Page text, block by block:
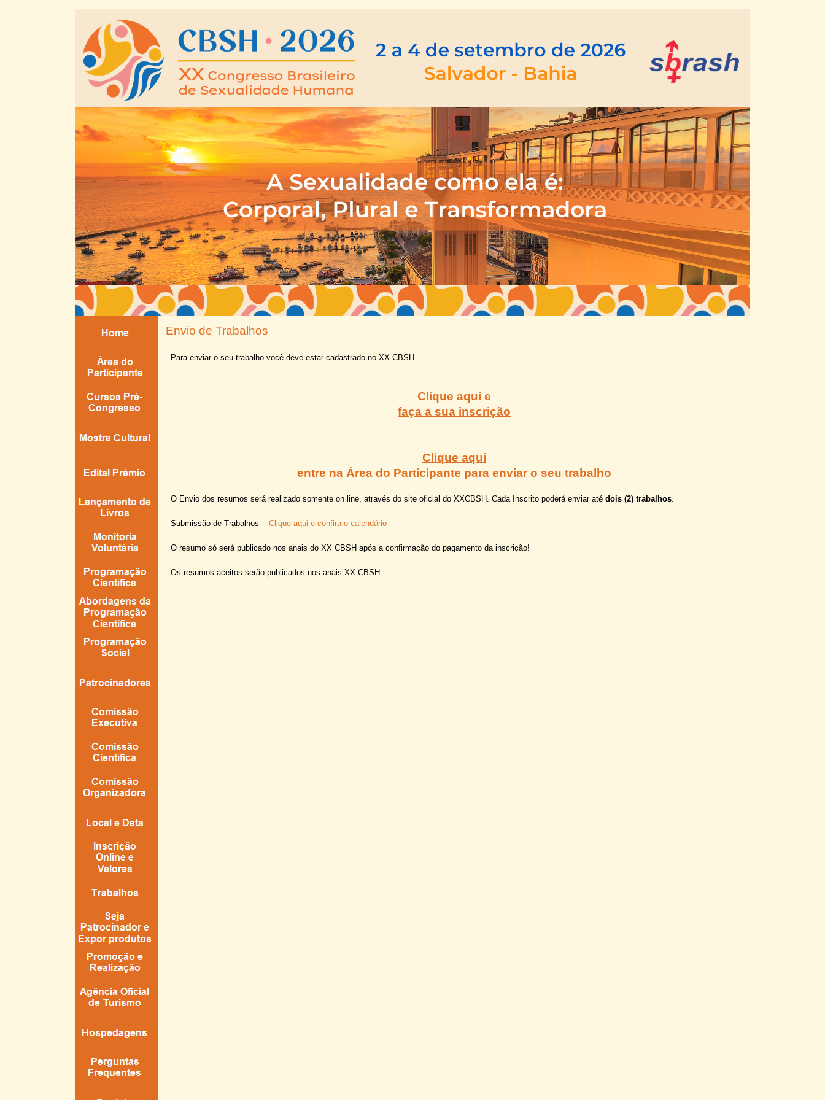
Envio de Trabalhos
Para enviar o seu trabalho você deve estar cadastrado no XX CBSH
Clique aqui e
faça a sua inscrição
Clique aqui
entre na Área do Participante para enviar o seu trabalho
O Envio dos resumos será realizado somente on line, através do site oficial do XXCBSH. Cada Inscrito poderá enviar até dois (2) trabalhos.
Submissão de Trabalhos - Clique aqui e confira o calendário
O resumo só será publicado nos anais do XX CBSH após a confirmação do pagamento da inscrição!
Os resumos aceitos serão publicados nos anais XX CBSH